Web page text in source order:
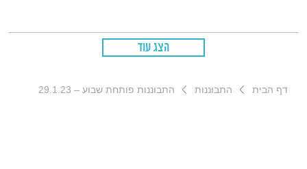
הצג עוד
דף הבית התבוננות התבוננות פותחת שבוע – 29.1.23